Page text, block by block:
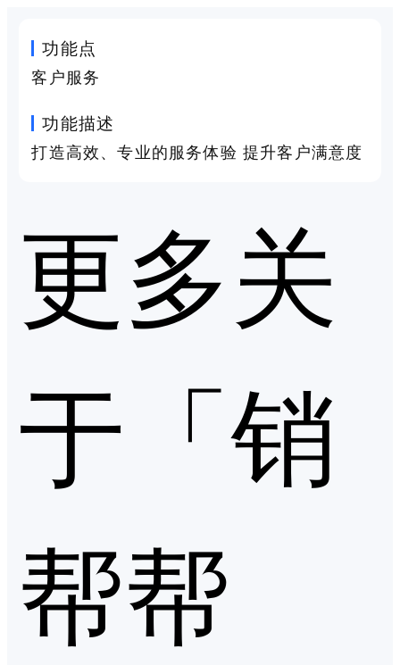
功能点
客户服务
功能描述
打造高效、专业的服务体验 提升客户满意度
更多关
于「销
帮帮